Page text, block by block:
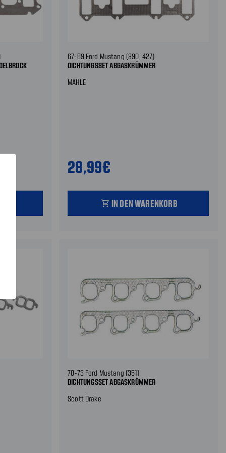
67-69 Ford Mustang (390, 427)
DICHTUNGSSET ABGASKRÜMMER
MAHLE
28,99€
shopping_cart IN DEN WARENKORB
70-73 Ford Mustang (351)
DICHTUNGSSET ABGASKRÜMMER
Scott Drake